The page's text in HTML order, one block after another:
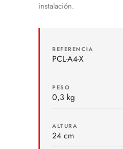
instalación.
REFERENCIA
PCL-A4-X
PESO
0,3 kg
ALTURA
24 cm